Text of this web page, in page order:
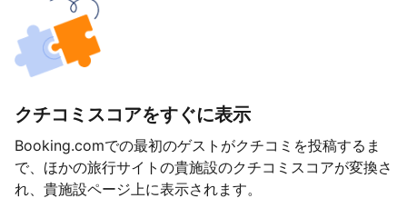
クチコミスコアをすぐに表示
Booking.comでの最初のゲストがクチコミを投稿するま
で、ほかの旅行サイトの貴施設のクチコミスコアが変換さ
れ、貴施設ページ上に表示されます。